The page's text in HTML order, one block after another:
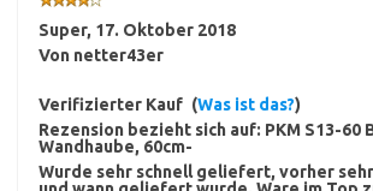
Super, 17. Oktober 2018
Von netter43er
Verifizierter Kauf (Was ist das?)
Rezension bezieht sich auf: PKM S13-60
Wandhaube, 60cm-
Wurde sehr schnell geliefert, vorher